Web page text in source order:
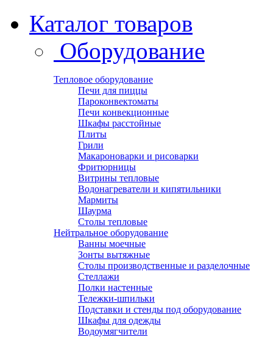
Каталог товаров
Оборудование
Тепловое оборудование
Печи для пиццы
Пароконвектоматы
Печи конвекционные
Шкафы расстойные
Плиты
Грили
Макароноварки и рисоварки
Фритюрницы
Витрины тепловые
Водонагреватели и кипятильники
Мармиты
Шаурма
Столы тепловые
Нейтральное оборудование
Ванны моечные
Зонты вытяжные
Столы производственные и разделочные
Стеллажи
Полки настенные
Тележки-шпильки
Подставки и стенды под оборудование
Шкафы для одежды
Водоумягчители